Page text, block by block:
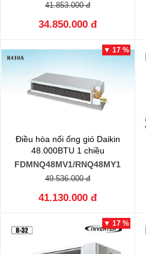
41.853.000 đ
34.850.000 đ
▼ 17 %
Điều hòa nối ống gió Daikin
48.000BTU 1 chiều
FDMNQ48MV1/RNQ48MY1
49.536.000 đ
41.130.000 đ
▼ 17 %